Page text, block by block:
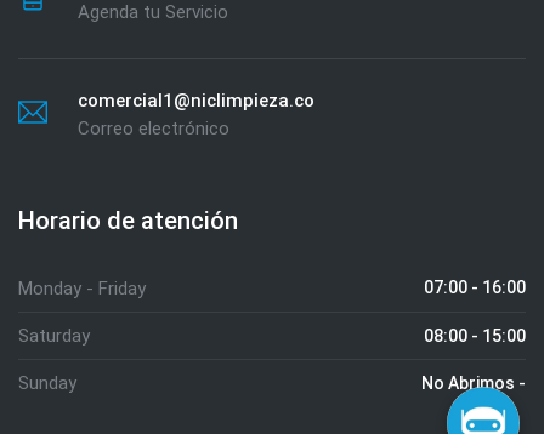
Agenda tu Servicio
comercial1@niclimpieza.co
Correo electrónico
Horario de atención
Monday - Friday 07:00 - 16:00
Saturday 08:00 - 15:00
Sunday No Abrimos -